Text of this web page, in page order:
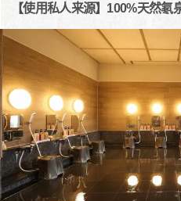
【使用私人来源】100%天然氡